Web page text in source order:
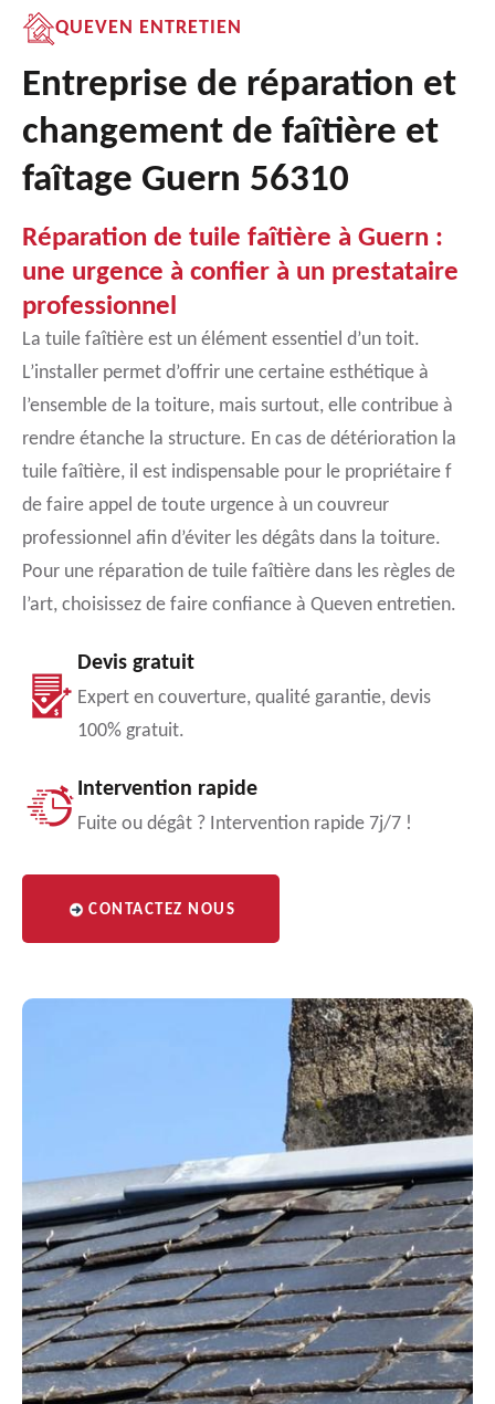
QUEVEN ENTRETIEN
Entreprise de réparation et
changement de faîtière et
faîtage Guern 56310
Réparation de tuile faîtière à Guern :
une urgence à confier à un prestataire
professionnel
La tuile faîtière est un élément essentiel d’un toit.
L’installer permet d’offrir une certaine esthétique à
l’ensemble de la toiture, mais surtout, elle contribue à
rendre étanche la structure. En cas de détérioration la
tuile faîtière, il est indispensable pour le propriétaire f
de faire appel de toute urgence à un couvreur
professionnel afin d’éviter les dégâts dans la toiture.
Pour une réparation de tuile faîtière dans les règles de
l’art, choisissez de faire confiance à Queven entretien.
Devis gratuit
Expert en couverture, qualité garantie, devis
100% gratuit.
Intervention rapide
Fuite ou dégât ? Intervention rapide 7j/7 !
CONTACTEZ NOUS